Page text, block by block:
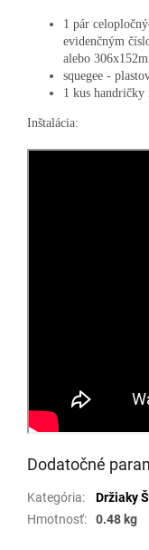
1 pár
evidenčným
alebo
squegee -
1 kus handričky
Inštalácia:
Dodatočné
Kategória:
Držiaky
Hmotnosť: 0.48 kg